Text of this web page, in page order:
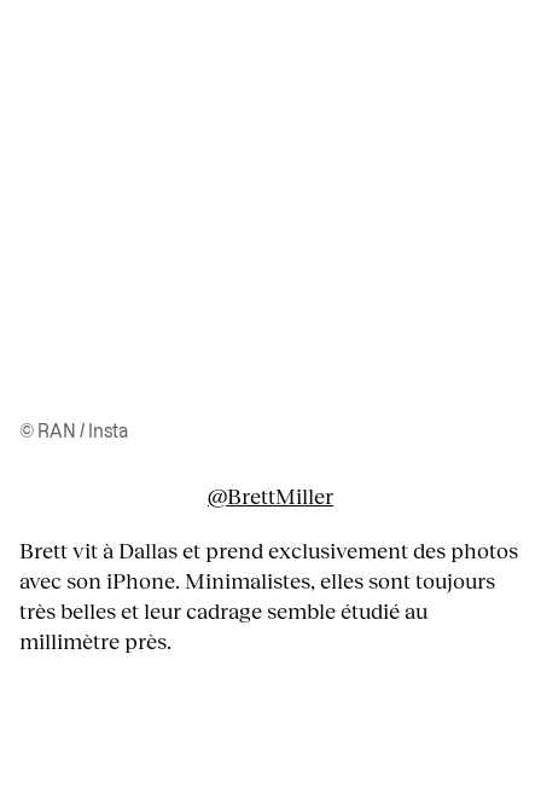
© RAN / Insta
@BrettMiller
Brett vit à Dallas et prend exclusivement des photos
avec son iPhone. Minimalistes, elles sont toujours
très belles et leur cadrage semble étudié au
millimètre près.